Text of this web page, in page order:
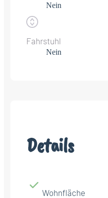
Nein
Fahrstuhl
Nein
Details
Wohnfläche